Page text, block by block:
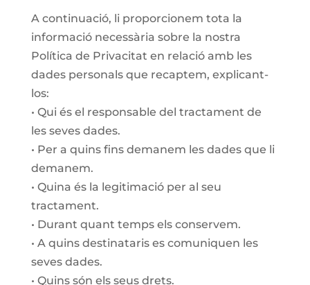
A continuació, li proporcionem tota la
informació necessària sobre la nostra
Política de Privacitat en relació amb les
dades personals que recaptem, explicant-
los:
• Qui és el responsable del tractament de
les seves dades.
• Per a quins fins demanem les dades que li
demanem.
• Quina és la legitimació per al seu
tractament.
• Durant quant temps els conservem.
• A quins destinataris es comuniquen les
seves dades.
• Quins són els seus drets.